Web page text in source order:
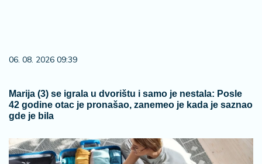
06. 08. 2026 09:39
Marija (3) se igrala u dvorištu i samo je nestala: Posle
42 godine otac je pronašao, zanemeo je kada je saznao
gde je bila